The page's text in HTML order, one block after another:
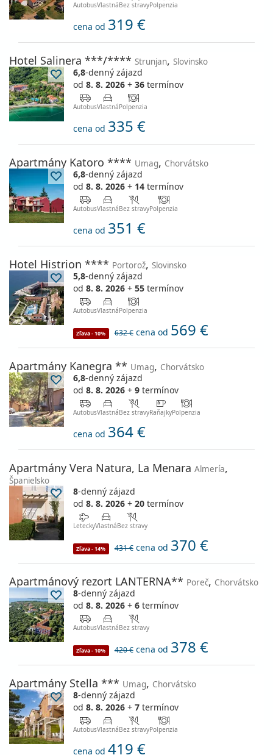
AutobusVlastnáBez stravyPolpenzia
cena od 319 €
Hotel Salinera ***/**** Strunjan, Slovinsko
6,8-denný zájazd
od 8. 8. 2026 + 36 termínov
AutobusVlastnáPolpenzia
cena od 335 €
Apartmány Katoro **** Umag, Chorvátsko
6,8-denný zájazd
od 8. 8. 2026 + 14 termínov
AutobusVlastnáBez stravyPolpenzia
cena od 351 €
Hotel Histrion **** Portorož, Slovinsko
5,8-denný zájazd
od 8. 8. 2026 + 55 termínov
AutobusVlastnáPolpenzia
Zľava - 10% 632 € cena od 569 €
Apartmány Kanegra ** Umag, Chorvátsko
6,8-denný zájazd
od 8. 8. 2026 + 9 termínov
AutobusVlastnáBez stravyRaňajkyPolpenzia
cena od 364 €
Apartmány Vera Natura, La Menara Almería,
Španielsko
8-denný zájazd
od 8. 8. 2026 + 20 termínov
LeteckyVlastnáBez stravy
Zľava - 14% 431 € cena od 370 €
Apartmánový rezort LANTERNA** Poreč, Chorvátsko
8-denný zájazd
od 8. 8. 2026 + 6 termínov
AutobusVlastnáBez stravy
Zľava - 10% 420 € cena od 378 €
Apartmány Stella *** Umag, Chorvátsko
8-denný zájazd
od 8. 8. 2026 + 7 termínov
AutobusVlastnáBez stravyPolpenzia
cena od 419 €